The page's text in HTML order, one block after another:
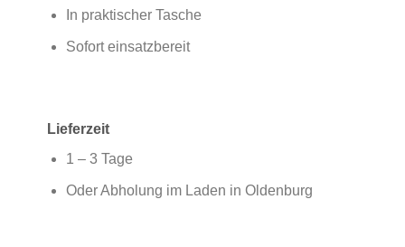
In praktischer Tasche
Sofort einsatzbereit
Lieferzeit
1 – 3 Tage
Oder Abholung im Laden in Oldenburg